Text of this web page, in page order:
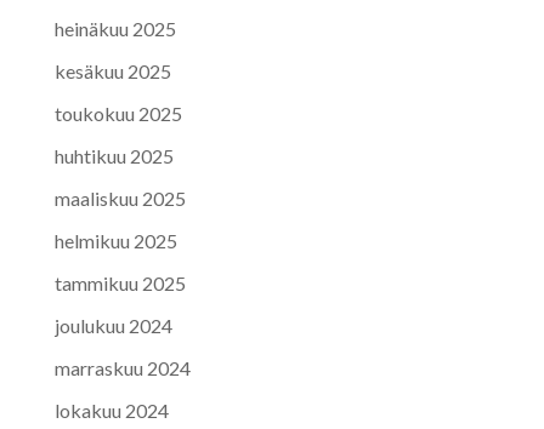
heinäkuu 2025
kesäkuu 2025
toukokuu 2025
huhtikuu 2025
maaliskuu 2025
helmikuu 2025
tammikuu 2025
joulukuu 2024
marraskuu 2024
lokakuu 2024